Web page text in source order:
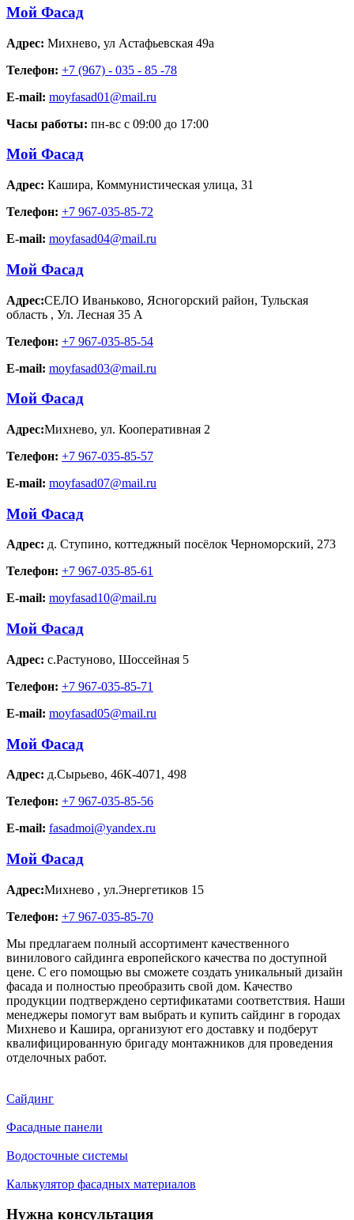
Мой Фасад
Адрес: Михнево, ул Астафьевская 49а
Телефон: +7 (967) - 035 - 85 -78
E-mail: moyfasad01@mail.ru
Часы работы: пн-вс с 09:00 до 17:00
Мой Фасад
Адрес: Кашира, Коммунистическая улица, 31
Телефон: +7 967-035-85-72
E-mail: moyfasad04@mail.ru
Мой Фасад
Адрес:СЕЛО Иваньково, Ясногорский район, Тульская
область , Ул. Лесная 35 А
Телефон: +7 967-035-85-54
E-mail: moyfasad03@mail.ru
Мой Фасад
Адрес:Михнево, ул. Кооперативная 2
Телефон: +7 967-035-85-57
E-mail: moyfasad07@mail.ru
Мой Фасад
Адрес: д. Ступино, коттеджный посёлок Черноморский, 273
Телефон: +7 967-035-85-61
E-mail: moyfasad10@mail.ru
Мой Фасад
Адрес: с.Растуново, Шоссейная 5
Телефон: +7 967-035-85-71
E-mail: moyfasad05@mail.ru
Мой Фасад
Адрес: д.Сырьево, 46К-4071, 498
Телефон: +7 967-035-85-56
E-mail: fasadmoi@yandex.ru
Мой Фасад
Адрес:Михнево , ул.Энергетиков 15
Телефон: +7 967-035-85-70
Мы предлагаем полный ассортимент качественного
винилового сайдинга европейского качества по доступной
цене. С его помощью вы сможете создать уникальный дизайн
фасада и полностью преобразить свой дом. Качество
продукции подтверждено сертификатами соответствия. Наши
менеджеры помогут вам выбрать и купить сайдинг в городах
Михнево и Кашира, организуют его доставку и подберут
квалифицированную бригаду монтажников для проведения
отделочных работ.
Сайдинг
Фасадные панели
Водосточные системы
Калькулятор фасадных материалов
Нужна консультация